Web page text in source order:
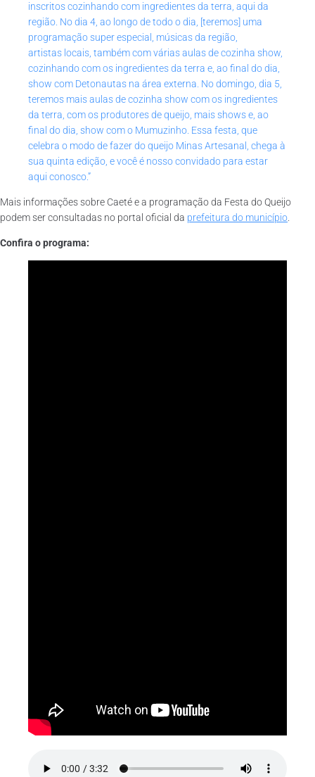
inscritos cozinhando com ingredientes da terra, aqui da
região. No dia 4, ao longo de todo o dia, [teremos] uma
programação super especial, músicas da região,
artistas locais, também com várias aulas de cozinha show,
cozinhando com os ingredientes da terra e, ao final do dia,
show com Detonautas na área externa. No domingo, dia 5,
teremos mais aulas de cozinha show com os ingredientes
da terra, com os produtores de queijo, mais shows e, ao
final do dia, show com o Mumuzinho. Essa festa, que
celebra o modo de fazer do queijo Minas Artesanal, chega à
sua quinta edição, e você é nosso convidado para estar
aqui conosco.”
Mais informações sobre Caeté e a programação da Festa do Queijo
podem ser consultadas no portal oficial da prefeitura do município
Confira o programa: